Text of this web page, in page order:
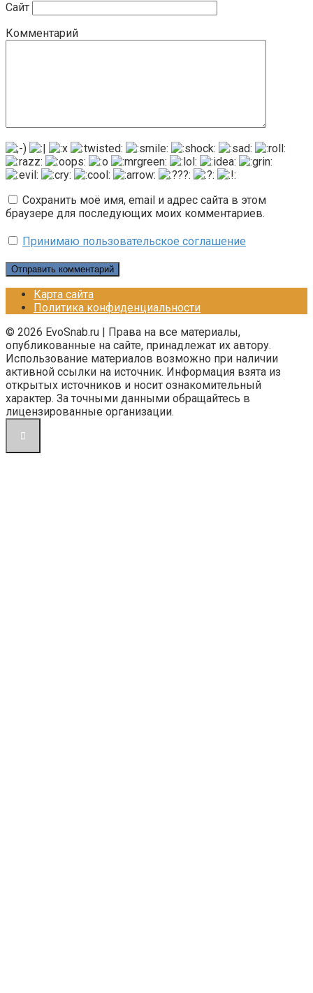
Сайт
Комментарий
Сохранить моё имя, email и адрес сайта в этом
браузере для последующих моих комментариев.
Принимаю пользовательское соглашение
Карта сайта
Политика конфиденциальности
© 2026 EvoSnab.ru | Права на все материалы,
опубликованные на сайте, принадлежат их автору.
Использование материалов возможно при наличии
активной ссылки на источник. Информация взята из
открытых источников и носит ознакомительный
характер. За точными данными обращайтесь в
лицензированные организации.